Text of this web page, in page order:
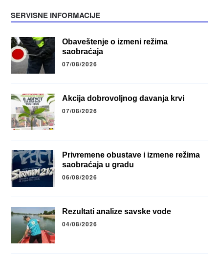
SERVISNE INFORMACIJE
Obaveštenje o izmeni režima
saobraćaja
07/08/2026
Akcija dobrovoljnog davanja krvi
07/08/2026
Privremene obustave i izmene režima
saobraćaja u gradu
06/08/2026
Rezultati analize savske vode
04/08/2026